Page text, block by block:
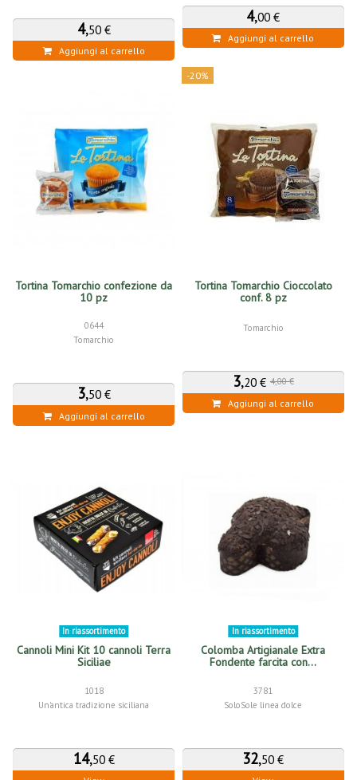
4,50 €
Aggiungi al carrello
4,00 €
Aggiungi al carrello
Tortina Tomarchio confezione da
10 pz
0644
Tomarchio
3,50 €
Aggiungi al carrello
-20%
Tortina Tomarchio Cioccolato
conf. 8 pz
Tomarchio
3,20 € 4,00 €
Aggiungi al carrello
In riassortimento
Cannoli Mini Kit 10 cannoli Terra
Siciliae
1018
Un'antica tradizione siciliana
14,50 €
In riassortimento
Colomba Artigianale Extra
Fondente farcita con...
3781
SoloSole linea dolce
32,50 €